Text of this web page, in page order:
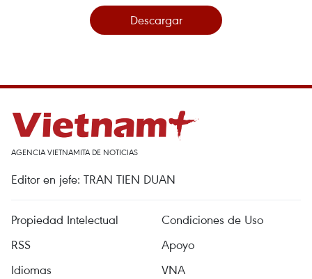
Descargar
AGENCIA VIETNAMITA DE NOTICIAS
Editor en jefe: TRAN TIEN DUAN
Propiedad Intelectual
Condiciones de Uso
RSS
Apoyo
Idiomas
VNA